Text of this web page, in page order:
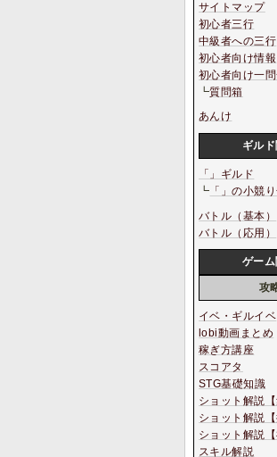
サイトマップ
初心者三行
中級者への三行
初心者向け情報
初心者向け一
┗質問箱
あんけ
ギル
「」ギルド
┗ 「」の小競
バトル（基本）
バトル（応用）
ゲー
攻
イベ・ギルイベ
lobi動画まとめ
稼ぎ方講座
スコアタ
STG基礎知識
ショット解説【
ショット解説【
ショット解説【
スキル解説